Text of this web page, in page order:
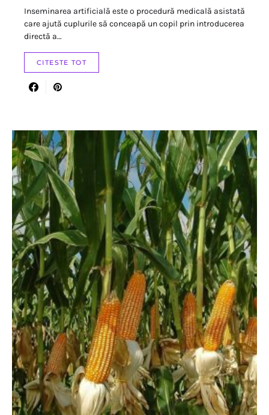
Inseminarea artificială este o procedură medicală asistată
care ajută cuplurile să conceapă un copil prin introducerea
directă a…
CITESTE TOT